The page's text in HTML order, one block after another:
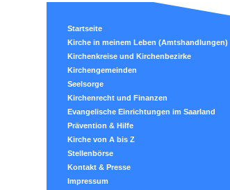
Startseite
Kirche in meinem Leben (Amtshandlungen)
Kirchenkreise und Kirchenbezirke
Kirchengemeinden
Seelsorge
Kirchenrecht und Finanzen
Evangelische Einrichtungen im Saarland
Prävention & Hilfe
Kirche von A bis Z
Stellenbörse
Kontakt & Presse
Impressum